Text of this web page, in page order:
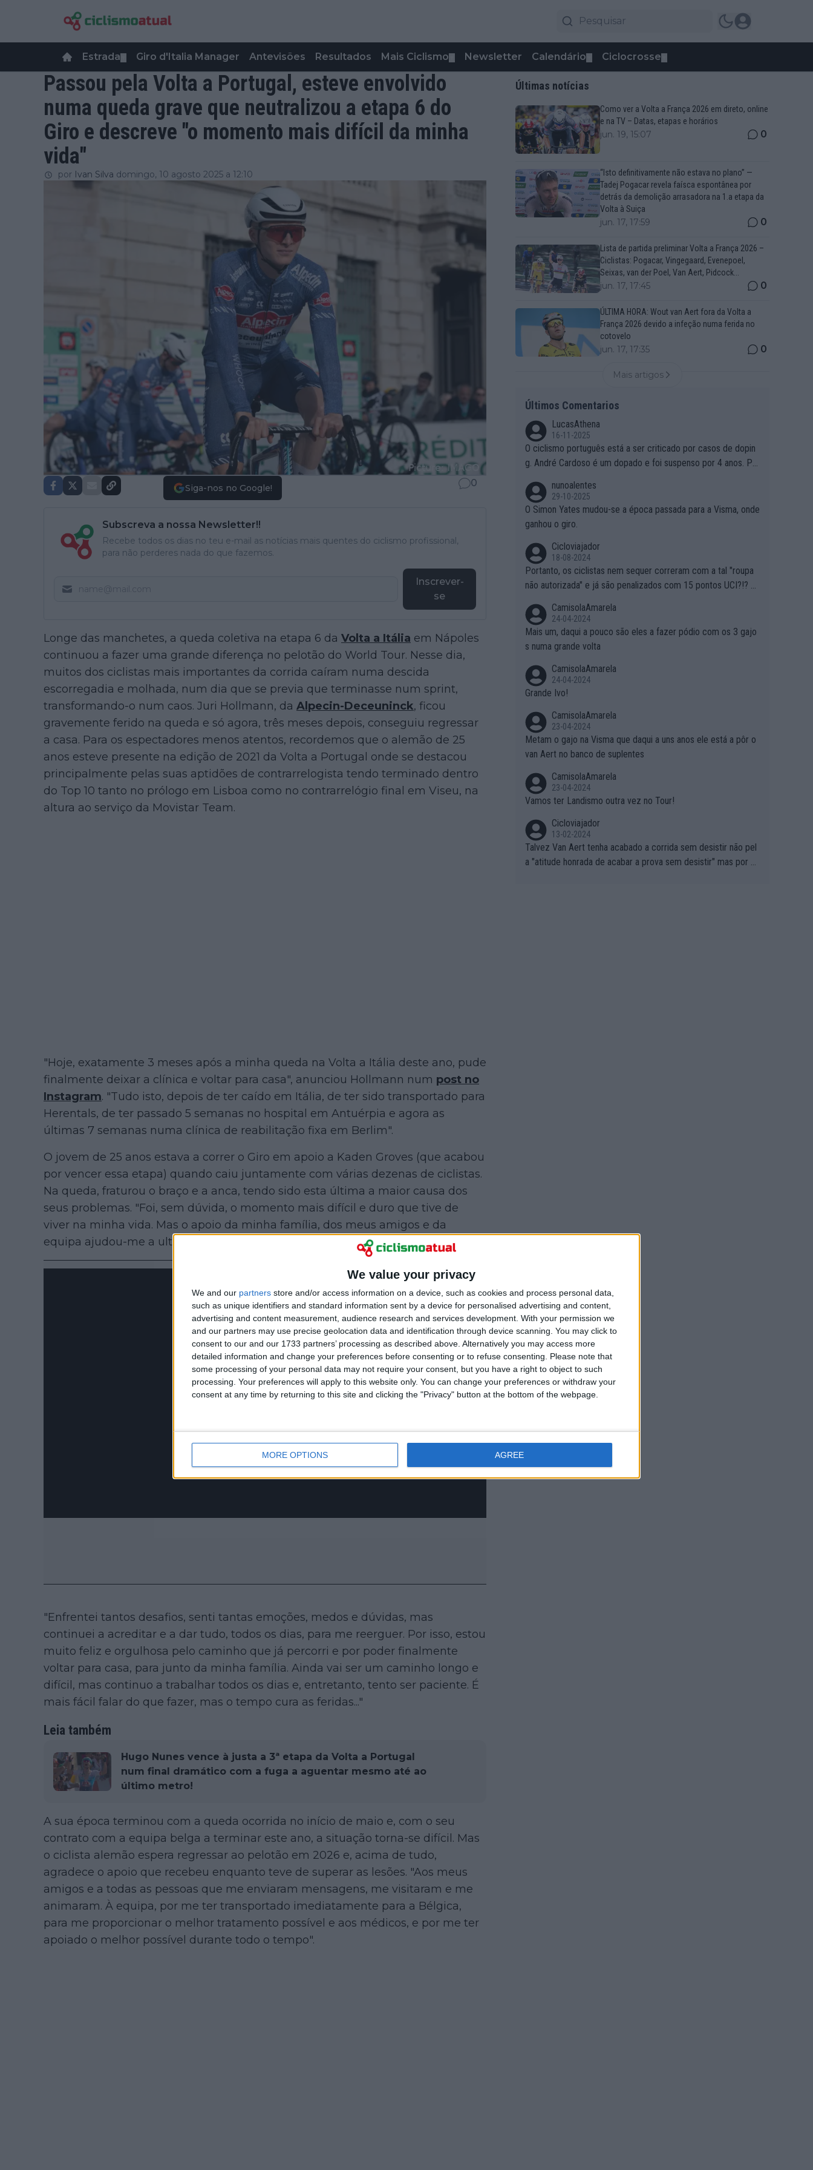
We value your privacy
We and our partners store and/or access information on a device, such as cookies and process personal data,
such as unique identifiers and standard information sent by a device for personalised advertising and content,
advertising and content measurement, audience research and services development. With your permission we
and our partners may use precise geolocation data and identification through device scanning. You may click to
consent to our and our 1733 partners’ processing as described above. Alternatively you may access more
detailed information and change your preferences before consenting or to refuse consenting.
Please note that
some processing of your personal data may not require your consent, but you have a right to object to such
processing. Your preferences will apply to this website only. You can change your preferences or withdraw your
consent at any time by returning to this site and clicking the "Privacy" button at the bottom of the webpage.
MORE OPTIONS AGREE
Estrada Giro d'Italia Manager Antevisões Resultados Mais Ciclismo Newsletter Calendário Ciclocrosse
Passou pela Volta a Portugal, esteve envolvido
numa queda grave que neutralizou a etapa 6 do
Giro e descreve "o momento mais difícil da minha
vida"
por Ivan Silva domingo, 10 agosto 2025 a 12:10
Siga-nos no Google! 0
Subscreva a nossa Newsletter!!
Recebe todos os dias no teu e-mail as notícias mais quentes do ciclismo profissional,
para não perderes nada do que fazemos.
Inscrever-
se
Longe das manchetes, a queda coletiva na etapa 6 da Volta a Itália em Nápoles
continuou a fazer uma grande diferença no pelotão do World Tour. Nesse dia,
muitos dos ciclistas mais importantes da corrida caíram numa descida
escorregadia e molhada, num dia que se previa que terminasse num sprint,
transformando-o num caos. Juri Hollmann, da Alpecin-Deceuninck, ficou
gravemente ferido na queda e só agora, três meses depois, conseguiu regressar
a casa. Para os espectadores menos atentos, recordemos que o alemão de 25
anos esteve presente na edição de 2021 da Volta a Portugal onde se destacou
principalmente pelas suas aptidões de contrarrelogista tendo terminado dentro
do Top 10 tanto no prólogo em Lisboa como no contrarrelógio final em Viseu, na
altura ao serviço da Movistar Team.
"Hoje, exatamente 3 meses após a minha queda na Volta a Itália deste ano, pude
finalmente deixar a clínica e voltar para casa", anunciou Hollmann num post no
Instagram. "Tudo isto, depois de ter caído em Itália, de ter sido transportado para
Herentals, de ter passado 5 semanas no hospital em Antuérpia e agora as
últimas 7 semanas numa clínica de reabilitação fixa em Berlim".
O jovem de 25 anos estava a correr o Giro em apoio a Kaden Groves (que acabou
por vencer essa etapa) quando caiu juntamente com várias dezenas de ciclistas.
Na queda, fraturou o braço e a anca, tendo sido esta última a maior causa dos
seus problemas. "Foi, sem dúvida, o momento mais difícil e duro que tive de
viver na minha vida. Mas o apoio da minha família, dos meus amigos e da
equipa ajudou-me a ultrapassar tudo".
"Enfrentei tantos desafios, senti tantas emoções, medos e dúvidas, mas
continuei a acreditar e a dar tudo, todos os dias, para me reerguer. Por isso, estou
muito feliz e orgulhosa pelo caminho que já percorri e por poder finalmente
voltar para casa, para junto da minha família. Ainda vai ser um caminho longo e
difícil, mas continuo a trabalhar todos os dias e, entretanto, tento ser paciente. É
mais fácil falar do que fazer, mas o tempo cura as feridas..."
Leia também
Hugo Nunes vence à justa a 3ª etapa da Volta a Portugal
num final dramático com a fuga a aguentar mesmo até ao
último metro!
A sua época terminou com a queda ocorrida no início de maio e, com o seu
contrato com a equipa belga a terminar este ano, a situação torna-se difícil. Mas
o ciclista alemão espera regressar ao pelotão em 2026 e, acima de tudo,
agradece o apoio que recebeu enquanto teve de superar as lesões. "Aos meus
amigos e a todas as pessoas que me enviaram mensagens, me visitaram e me
animaram. À equipa, por me ter transportado imediatamente para a Bélgica,
para me proporcionar o melhor tratamento possível e aos médicos, e por me ter
apoiado o melhor possível durante todo o tempo".
Últimas notícias
Como ver a Volta a França 2026 em direto, online
e na TV – Datas, etapas e horários
jun. 19, 15:07 0
“Isto definitivamente não estava no plano” —
Tadej Pogacar revela faísca espontânea por
detrás da demolição arrasadora na 1.a etapa da
Volta à Suiça
jun. 17, 17:59 0
Lista de partida preliminar Volta a França 2026 –
Ciclistas: Pogacar, Vingegaard, Evenepoel,
Seixas, van der Poel, Van Aert, Pidcock...
jun. 17, 17:45 0
ÚLTIMA HORA: Wout van Aert fora da Volta a
França 2026 devido a infeção numa ferida no
cotovelo
jun. 17, 17:35 0
Mais artigos
Últimos Comentarios
LucasAthena
16-11-2025
O ciclismo português está a ser criticado por casos de dopin
g. André Cardoso é um dopado e foi suspenso por 4 anos. Po
pado?
nunoalentes
29-10-2025
O Simon Yates mudou-se a época passada para a Visma, onde
ganhou o giro.
Cicloviajador
18-08-2024
Portanto, os ciclistas nem sequer correram com a tal "roupa
não autorizada" e já são penalizados com 15 pontos UCI?!? S
entende... Mas penalizar os atletas retirando-lhes pontos??? Is
to é roubar na secretaria o que os atletas conquistam na estra
da!
CamisolaAmarela
24-04-2024
Mais um, daqui a pouco são eles a fazer pódio com os 3 gajo
s numa grande volta
CamisolaAmarela
24-04-2024
Grande Ivo!
CamisolaAmarela
23-04-2024
Metam o gajo na Visma que daqui a uns anos ele está a pôr o
van Aert no banco de suplentes
CamisolaAmarela
23-04-2024
Vamos ter Landismo outra vez no Tour!
Cicloviajador
13-02-2024
Talvez Van Aert tenha acabado a corrida sem desistir não pel
a "atitude honrada de acabar a prova sem desistir" mas por ou